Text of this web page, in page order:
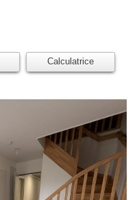
Calculatrice